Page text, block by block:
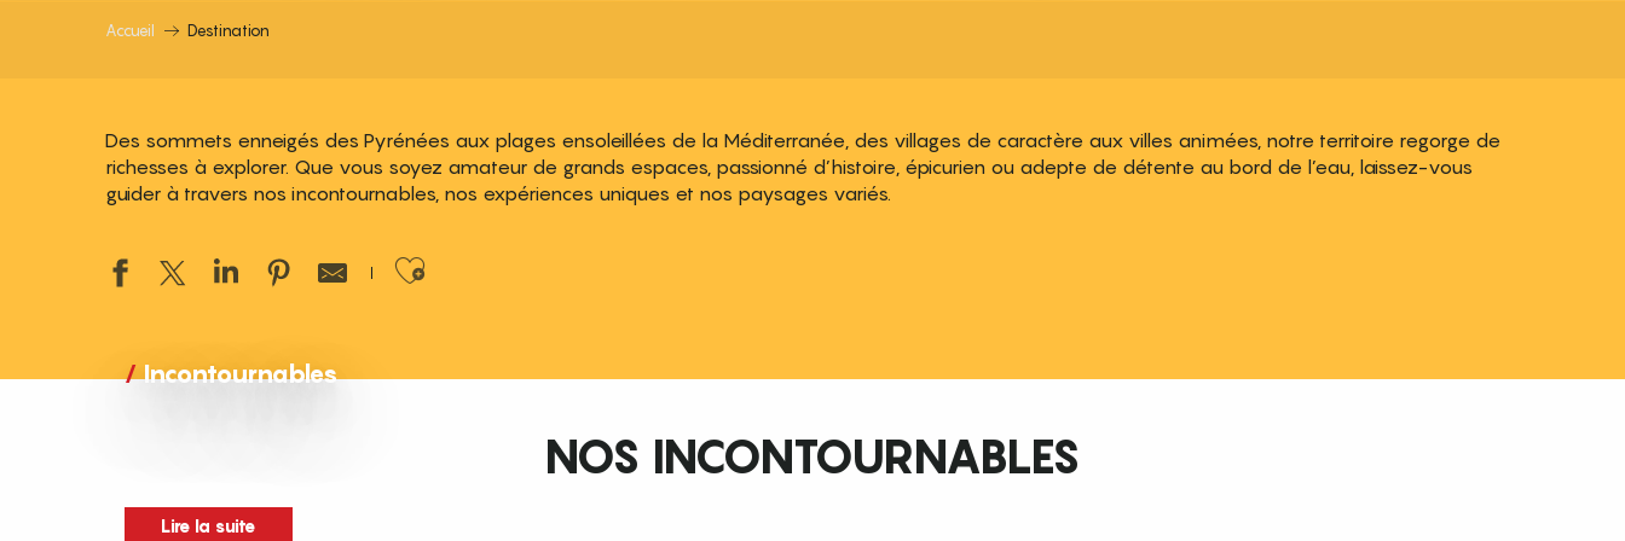
Accueil Destination
Des sommets enneigés des Pyrénées aux plages ensoleillées de la Méditerranée, des villages de caractère aux villes animées, notre territoire regorge de
richesses à explorer. Que vous soyez amateur de grands espaces, passionné d’histoire, épicurien ou adepte de détente au bord de l’eau, laissez-vous
guider à travers nos incontournables, nos expériences uniques et nos paysages variés.
Ajouter aux favoris
NOS INCONTOURNABLES
Incontournables
Lire la suite